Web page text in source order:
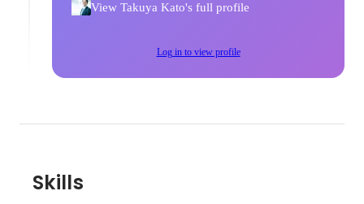
View Takuya Kato's full profile
Log in to view profile
Skills